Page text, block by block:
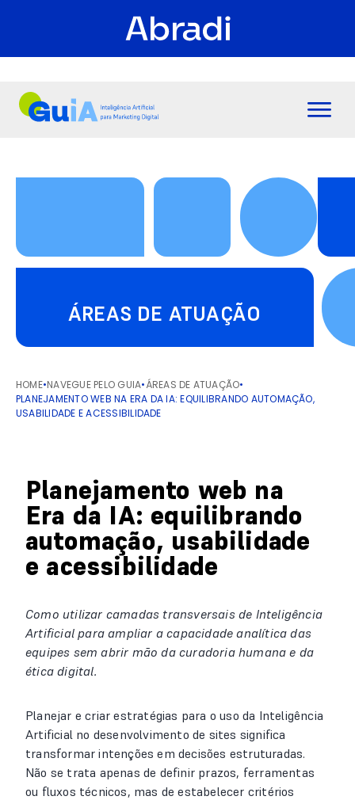
ÁREAS DE ATUAÇÃO
HOME•NAVEGUE PELO GUIA•ÁREAS DE ATUAÇÃO•
PLANEJAMENTO WEB NA ERA DA IA: EQUILIBRANDO AUTOMAÇÃO,
USABILIDADE E ACESSIBILIDADE
Planejamento web na
Era da IA: equilibrando
automação, usabilidade
e acessibilidade
Como utilizar camadas transversais de Inteligência
Artificial para ampliar a capacidade analítica das
equipes sem abrir mão da curadoria humana e da
ética digital.
Planejar e criar estratégias para o uso da Inteligência
Artificial no desenvolvimento de sites significa
transformar intenções em decisões estruturadas.
Não se trata apenas de definir prazos, ferramentas
ou fluxos técnicos, mas de estabelecer critérios